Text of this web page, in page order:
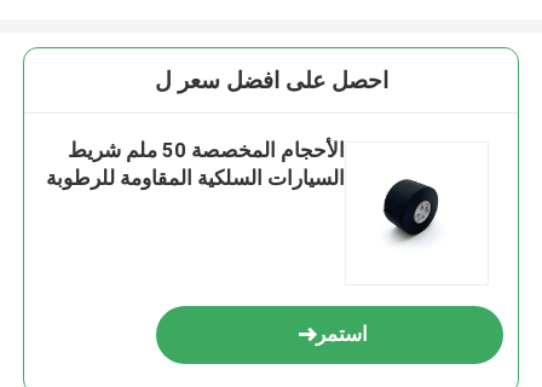
احصل على افضل سعر ل
الأحجام المخصصة 50 ملم شريط
السيارات السلكية المقاومة للرطوبة
استمر